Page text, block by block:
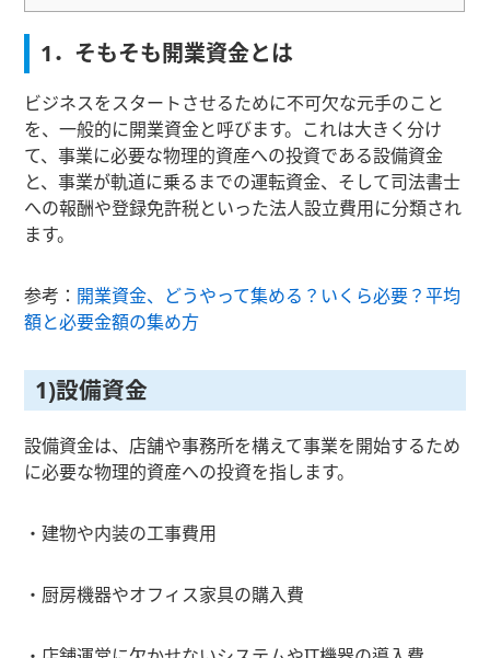
1．そもそも開業資金とは
ビジネスをスタートさせるために不可欠な元手のこと
を、一般的に開業資金と呼びます。これは大きく分け
て、事業に必要な物理的資産への投資である設備資金
と、事業が軌道に乗るまでの運転資金、そして司法書士
への報酬や登録免許税といった法人設立費用に分類され
ます。
参考： 開業資金、どうやって集める？いくら必要？平均
額と必要金額の集め方
1)設備資金
設備資金は、店舗や事務所を構えて事業を開始するため
に必要な物理的資産への投資を指します。
・建物や内装の工事費用
・厨房機器やオフィス家具の購入費